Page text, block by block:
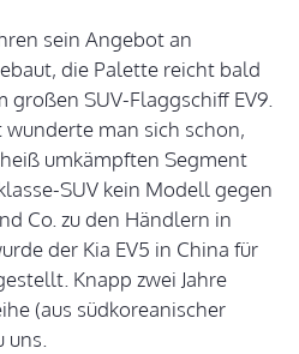
sein Angebot an
die Palette reicht bald
großen SUV-Flaggschiff EV9.
man sich schon,
umkämpften Segment
SUV kein Modell gegen
Co. zu den Händlern in
der Kia EV5 in China für
Knapp zwei Jahre
(aus südkoreanischer
uns.